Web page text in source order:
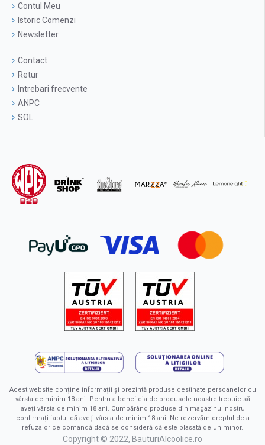
Contul Meu
Istoric Comenzi
Newsletter
Contact
Retur
Intrebari frecvente
ANPC
SOL
Acest website conține informații și prezintă produse destinate persoanelor cu
vârsta de minim 18 ani. Pentru a beneficia de produsele noastre trebuie să
aveți vârsta de minim 18 ani. Cumpărând produse din magazinul nostru
confirmați faptul că aveți vârsta de minim 18 ani. Ne rezervăm dreptul de a
refuza orice comandă dacă se consideră că este plasată de un minor.
Copyright © 2022, BauturiAlcoolice.ro